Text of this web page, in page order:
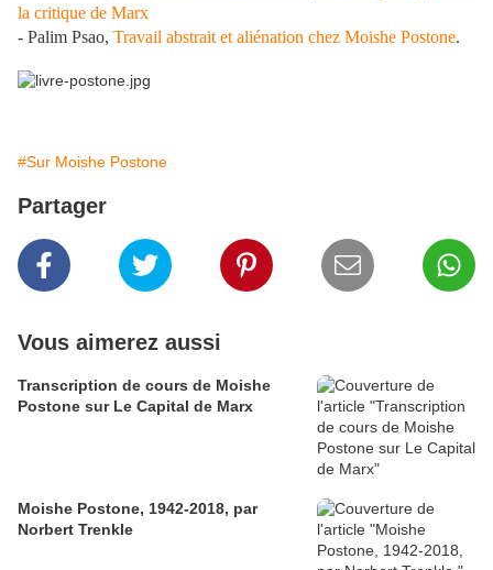
la critique de Marx
- Palim Psao, Travail abstrait et aliénation chez Moishe Postone.
#Sur Moishe Postone
Partager
Vous aimerez aussi
Transcription de cours de Moishe
Postone sur Le Capital de Marx
Moishe Postone, 1942-2018, par
Norbert Trenkle